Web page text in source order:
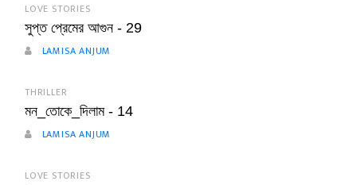
LOVE STORIES
সুপ্ত প্রেমের আগুন - 29
LAMISA ANJUM
THRILLER
মন_তোকে_দিলাম - 14
LAMISA ANJUM
LOVE STORIES